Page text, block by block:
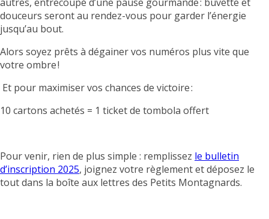
douceurs seront au rendez-vous pour garder l’énergie
jusqu’au bout.
Alors soyez prêts à dégainer vos numéros plus vite que
votre ombre !
Et pour maximiser vos chances de victoire :
10 cartons achetés = 1 ticket de tombola offert
Pour venir, rien de plus simple : remplissez le bulletin
d’inscription 2025, joignez votre règlement et déposez le
tout dans la boîte aux lettres des Petits Montagnards.